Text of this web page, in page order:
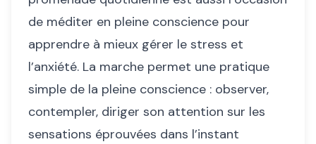
de méditer en pleine conscience pour
apprendre à mieux gérer le stress et
l’anxiété. La marche permet une pratique
simple de la pleine conscience : observer,
contempler, diriger son attention sur les
sensations éprouvées dans l’instant